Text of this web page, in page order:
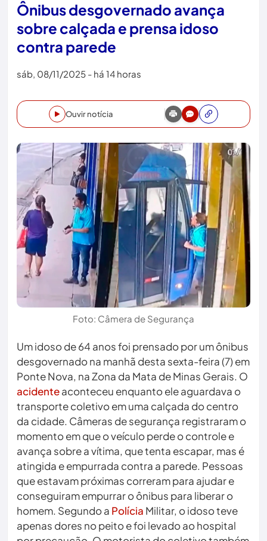
Ônibus desgovernado avança
sobre calçada e prensa idoso
contra parede
sáb, 08/11/2025 - há 14 horas
Ouvir notícia
Foto: Câmera de Segurança
Um idoso de 64 anos foi prensado por um ônibus
desgovernado na manhã desta sexta-feira (7) em
Ponte Nova, na Zona da Mata de Minas Gerais. O
acidenteaconteceu enquanto ele aguardava o
transporte coletivo em uma calçada do centro
da cidade. Câmeras de segurança registraram o
momento em que o veículo perde o controle e
avança sobre a vítima, que tenta escapar, mas é
atingida e empurrada contra a parede. Pessoas
que estavam próximas correram para ajudar e
conseguiram empurrar o ônibus para liberar o
homem. Segundo a Polícia Militar, o idoso teve
apenas dores no peito e foi levado ao hospital